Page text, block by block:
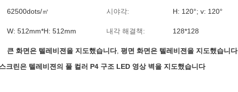
62500dots/㎡ 시야각: H: 120°; v: 120°
W: 512mm*H: 512mm 내각 해결책: 128*128
큰 화면은 텔레비젼을 지도했습니다, 평면 화면은 텔레비젼을 지도했습니다
크린은 텔레비젼의 풀 컬러 P4 구조 LED 영상 벽을 지도했습니다